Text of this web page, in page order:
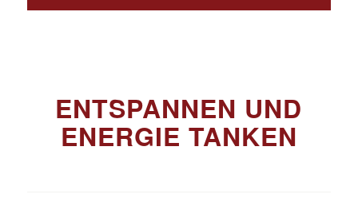
ENTSPANNEN UND
ENERGIE TANKEN